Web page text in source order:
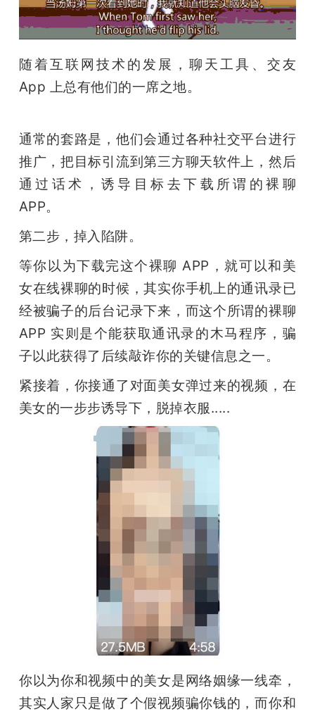
随着互联网技术的发展，聊天工具、交友
App 上总有他们的一席之地。
通常的套路是，他们会通过各种社交平台进行
推广，把目标引流到第三方聊天软件上，然后
通过话术，诱导目标去下载所谓的裸聊
APP。
第二步，掉入陷阱。
等你以为下载完这个裸聊 APP，就可以和美
女在线裸聊的时候，其实你手机上的通讯录已
经被骗子的后台记录下来，而这个所谓的裸聊
APP 实则是个能获取通讯录的木马程序，骗
子以此获得了后续敲诈你的关键信息之一。
紧接着，你接通了对面美女弹过来的视频，在
美女的一步步诱导下，脱掉衣服.....
你以为你和视频中的美女是网络姻缘一线牵，
其实人家只是做了个假视频骗你钱的，而你和